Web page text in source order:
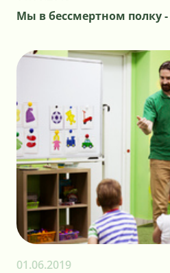
Мы в бессмертном полку -
01.06.2019